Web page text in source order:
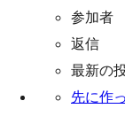
参加者
返信
最新の
先に作